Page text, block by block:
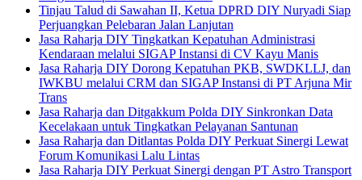
Tinjau Talud di Sawahan II, Ketua DPRD DIY Nuryadi Siap
Perjuangkan Pelebaran Jalan Lanjutan
Jasa Raharja DIY Tingkatkan Kepatuhan Administrasi
Kendaraan melalui SIGAP Instansi di CV Kayu Manis
Jasa Raharja DIY Dorong Kepatuhan PKB, SWDKLLJ, dan
IWKBU melalui CRM dan SIGAP Instansi di PT Arjuna Mir
Trans
Jasa Raharja dan Ditgakkum Polda DIY Sinkronkan Data
Kecelakaan untuk Tingkatkan Pelayanan Santunan
Jasa Raharja dan Ditlantas Polda DIY Perkuat Sinergi Lewat
Forum Komunikasi Lalu Lintas
Jasa Raharja DIY Perkuat Sinergi dengan PT Astro Transport